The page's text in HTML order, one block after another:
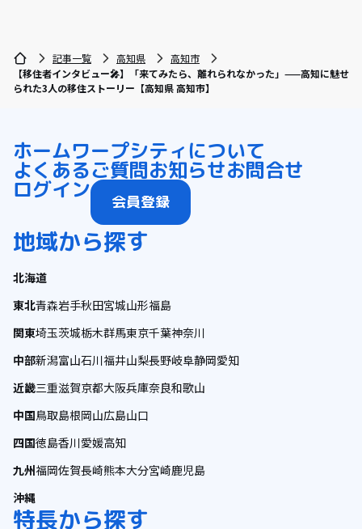
記事一覧 高知県
高知市
【移住者インタビュー🎤】「来てみたら、離れられなかった」——高知に魅せ
られた3人の移住ストーリー【高知県 高知市】
ホームワープシティについて
よくあるご質問お知らせお問合せ
ログイン 会員登録
地域から探す
北海道
東北青森岩手秋田宮城山形福島
関東埼玉茨城栃木群馬東京千葉神奈川
中部新潟富山石川福井山梨長野岐阜静岡愛知
近畿三重滋賀京都大阪兵庫奈良和歌山
中国鳥取島根岡山広島山口
四国徳島香川愛媛高知
九州福岡佐賀長崎熊本大分宮崎鹿児島
沖縄
特長から探す